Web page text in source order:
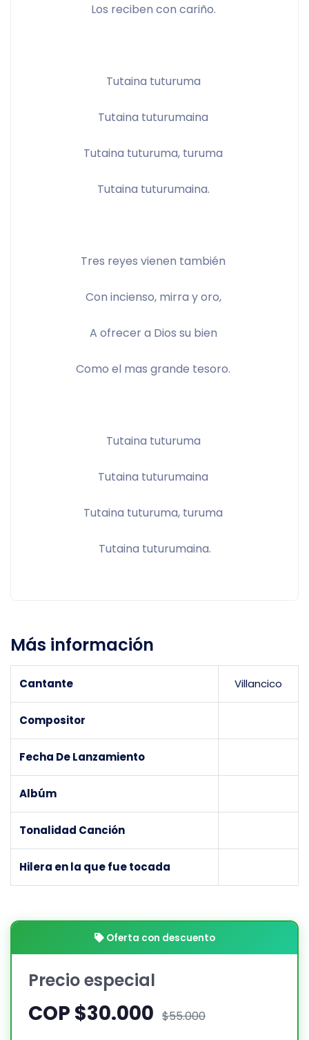
Los reciben con cariño.
Tutaina tuturuma
Tutaina tuturumaina
Tutaina tuturuma, turuma
Tutaina tuturumaina.
Tres reyes vienen también
Con incienso, mirra y oro,
A ofrecer a Dios su bien
Como el mas grande tesoro.
Tutaina tuturuma
Tutaina tuturumaina
Tutaina tuturuma, turuma
Tutaina tuturumaina.
Más información
Cantante Villancico
Compositor
Fecha De Lanzamiento
Albúm
Tonalidad Canción
Hilera en la que fue tocada
Oferta con descuento
Precio especial
COP $30.000 $55.000